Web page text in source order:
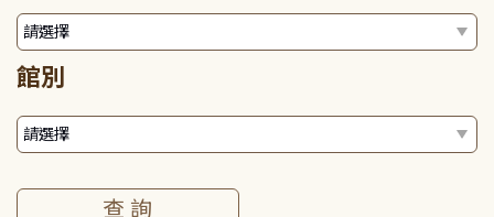
館別